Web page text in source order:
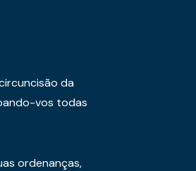
da
vos todas
ordenanças,